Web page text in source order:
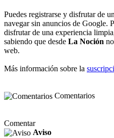
Puedes registrarse y disfrutar de
navegar sin anuncios de Google.
disfrutar de una experiencia
sabiendo que desde La Noción
web.
Más información sobre la
Comentarios
Comentar
Aviso